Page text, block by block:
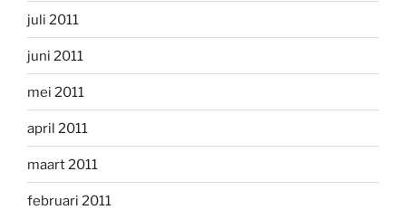
juli 2011
juni 2011
mei 2011
april 2011
maart 2011
februari 2011